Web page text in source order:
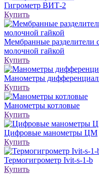
Гигрометр ВИТ-2
Купить
Мембранные разделители
молочной гайкой
Купить
Манометры
Купить
Манометры котловые
Купить
Цифровые манометры ЦМ
Купить
Термогигрометр Ivit-s-1-b
Купить